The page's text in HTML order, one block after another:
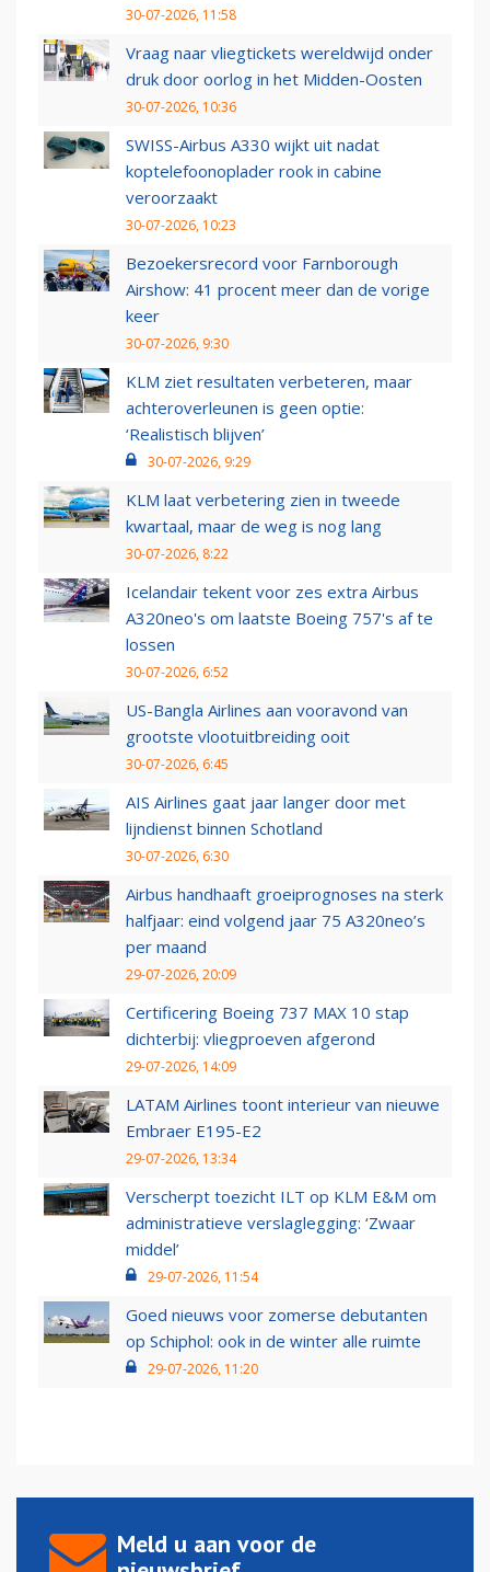
30-07-2026, 11:58
Vraag naar vliegtickets wereldwijd onder
druk door oorlog in het Midden-Oosten
30-07-2026, 10:36
SWISS-Airbus A330 wijkt uit nadat
koptelefoonoplader rook in cabine
veroorzaakt
30-07-2026, 10:23
Bezoekersrecord voor Farnborough
Airshow: 41 procent meer dan de vorige
keer
30-07-2026, 9:30
KLM ziet resultaten verbeteren, maar
achteroverleunen is geen optie:
‘Realistisch blijven’
30-07-2026, 9:29
KLM laat verbetering zien in tweede
kwartaal, maar de weg is nog lang
30-07-2026, 8:22
Icelandair tekent voor zes extra Airbus
A320neo's om laatste Boeing 757's af te
lossen
30-07-2026, 6:52
US-Bangla Airlines aan vooravond van
grootste vlootuitbreiding ooit
30-07-2026, 6:45
AIS Airlines gaat jaar langer door met
lijndienst binnen Schotland
30-07-2026, 6:30
Airbus handhaaft groeiprognoses na sterk
halfjaar: eind volgend jaar 75 A320neo’s
per maand
29-07-2026, 20:09
Certificering Boeing 737 MAX 10 stap
dichterbij: vliegproeven afgerond
29-07-2026, 14:09
LATAM Airlines toont interieur van nieuwe
Embraer E195-E2
29-07-2026, 13:34
Verscherpt toezicht ILT op KLM E&M om
administratieve verslaglegging: ‘Zwaar
middel’
29-07-2026, 11:54
Goed nieuws voor zomerse debutanten
op Schiphol: ook in de winter alle ruimte
29-07-2026, 11:20
Meld u aan voor de